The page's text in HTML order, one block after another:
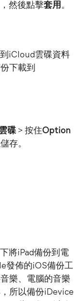
然後點擊套用。
iCloud雲碟資料
下載到
碟 > 按住Option
存。
將iPad備份到電
發佈的iOS備份工
樂、電腦的音樂
所以備份iDevice